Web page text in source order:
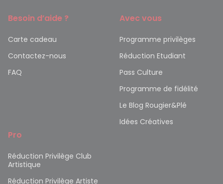
Besoin d’aide ?
Carte cadeau
Contactez-nous
FAQ
Avec vous
Programme privilèges
Réduction Etudiant
Pass Culture
Programme de fidélité
Le Blog Rougier&Plé
Idées Créatives
Pro
Réduction Privilège Club
Artistique
Réduction Privilège Artiste